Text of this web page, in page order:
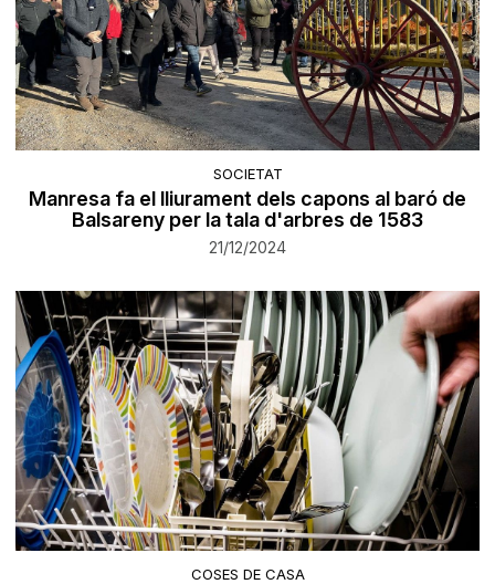
SOCIETAT
Manresa fa el lliurament dels capons al baró de
Balsareny per la tala d'arbres de 1583
21/12/2024
COSES DE CASA